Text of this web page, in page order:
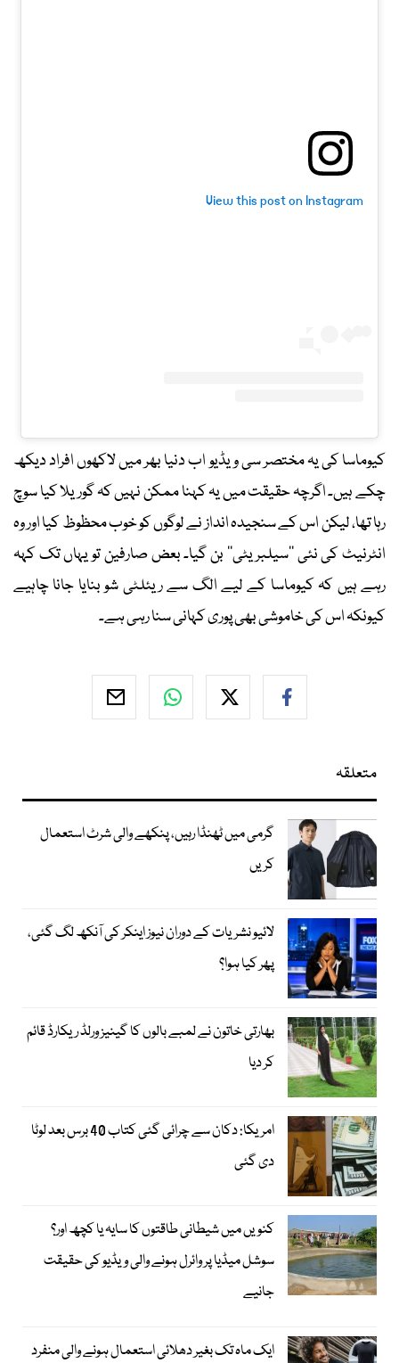
View this post on Instagram
کیوماسا کی یہ مختصر سی ویڈیو اب دنیا بھر میں لاکھوں افراد دیکھ
چکے ہیں۔ اگرچہ حقیقت میں یہ کہنا ممکن نہیں کہ گوریلا کیا سوچ
رہا تھا، لیکن اس کے سنجیدہ انداز نے لوگوں کو خوب محظوظ کیا اور وہ
انٹرنیٹ کی نئی ’’سیلبریٹی‘‘ بن گیا۔ بعض صارفین تو یہاں تک کہہ
رہے ہیں کہ کیوماسا کے لیے الگ سے ریئلٹی شو بنایا جانا چاہیے
کیونکہ اس کی خاموشی بھی پوری کہانی سنا رہی ہے۔
متعلقہ
گرمی میں ٹھنڈا رہیں، پنکھے والی شرٹ استعمال
کریں
لائیو نشریات کے دوران نیوز اینکر کی آنکھ لگ گئی،
پھر کیا ہوا؟
بھارتی خاتون نے لمبے بالوں کا گینیز ورلڈ ریکارڈ قائم
کر دیا
امریکا: دکان سے چرائی گئی کتاب 40 برس بعد لوٹا
دی گئی
کنویں میں شیطانی طاقتوں کا سایہ یا کچھ اور؟
سوشل میڈیا پر وائرل ہونے والی ویڈیو کی حقیقت
جانیے
ایک ماہ تک بغیر دھلائی استعمال ہونے والی منفرد